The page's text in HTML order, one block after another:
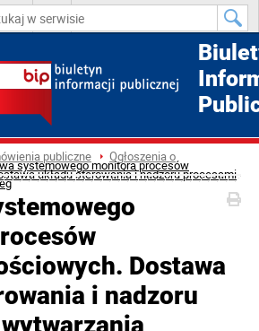
A A A
publiczne Ogłoszenia o
systemowego monitora procesów
układu sterowania i nadzoru procesami
Dostawa
i nadzoru